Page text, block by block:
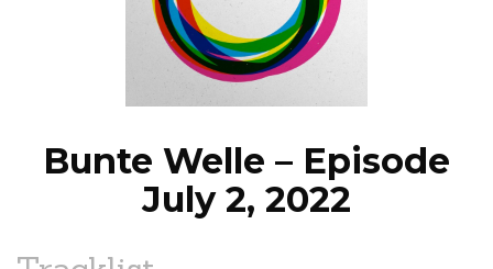
EPISODES
NEWS
Bunte Welle – Episode
July 2, 2022